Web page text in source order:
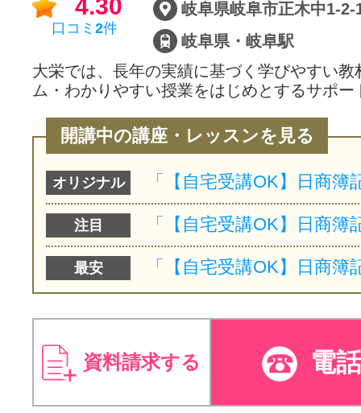
4.30
口コミ 2件
岐阜県・岐阜駅
大栄では、長年の実績に基づく学びやすい教
ム・わかりやすい授業をはじめとするサポ
開講中の講座・レッスンを見る
オリジナル
注目
最安
資料請求する 電